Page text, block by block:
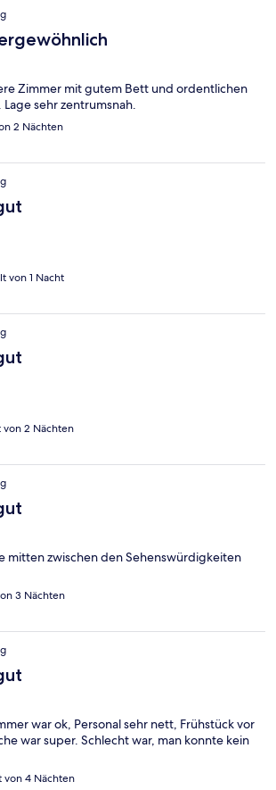
Zimmer mit gutem Bett und ordentlichen
sehr zentrumsnah.
2 Nächten
von 1 Nacht
2 Nächten
mitten zwischen den Sehenswürdigkeiten
3 Nächten
war ok, Personal sehr nett, Frühstück vor
war super. Schlecht war, man konnte kein
von 4 Nächten